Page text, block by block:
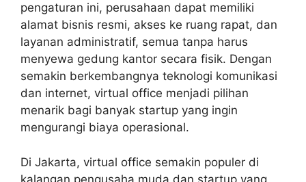
pengaturan ini, perusahaan dapat memiliki
alamat bisnis resmi, akses ke ruang rapat, dan
layanan administratif, semua tanpa harus
menyewa gedung kantor secara fisik. Dengan
semakin berkembangnya teknologi komunikasi
dan internet, virtual office menjadi pilihan
menarik bagi banyak startup yang ingin
mengurangi biaya operasional.
Di Jakarta, virtual office semakin populer di
kalangan pengusaha muda dan startup yang